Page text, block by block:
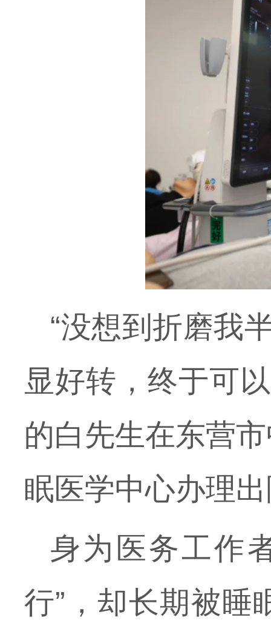
“没想到折磨我
显好转，终于可
的白先生在东营
眠医学中心办理
身为医务工作
行”，却长期被睡